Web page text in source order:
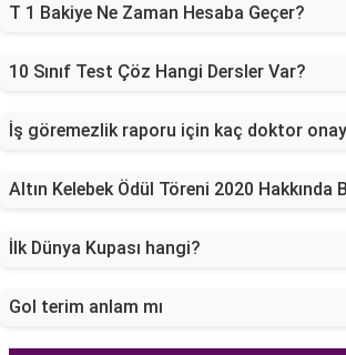
T 1 Bakiye Ne Zaman Hesaba Geçer?
10 Sınıf Test Çöz Hangi Dersler Var?
İş göremezlik raporu için kaç doktor
Altın Kelebek Ödül Töreni 2020 Hakkında
İlk Dünya Kupası hangi?
Gol terim anlam mı